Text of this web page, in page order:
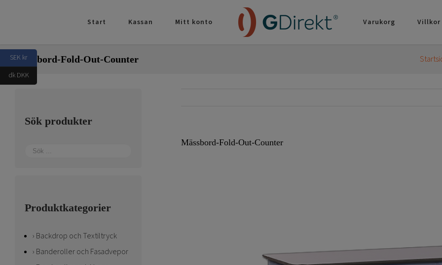
Start Kassan Mitt konto Varukorg Villkor
Mässbord-Fold-Out-Counter
Mässbord-Fold-Out-Counter
Sök produkter
Produktkategorier
Backdrop och Textiltryck
Banderoller och Fasadvepor
SEK kr
dk DKK